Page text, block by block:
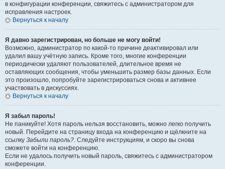
в конфигурации конференции, свяжитесь с администратором для
исправления настроек.
Вернуться к началу
Я давно зарегистрирован, но больше не могу войти!
Возможно, администратор по какой-то причине деактивировал или
удалил вашу учётную запись. Кроме того, многие конференции
периодически удаляют пользователей, длительное время не
оставляющих сообщения, чтобы уменьшить размер базы данных. Если
это произошло, попробуйте зарегистрироваться снова и активнее
участвовать в дискуссиях.
Вернуться к началу
Я забыл пароль!
Не паникуйте! Хотя пароль нельзя восстановить, можно легко получить
новый. Перейдите на страницу входа на конференцию и щёлкните на
ссылку Забыли пароль?. Следуйте инструкциям, и скоро вы снова
сможете войти на конференцию.
Если не удалось получить новый пароль, свяжитесь с администратором
конференции.